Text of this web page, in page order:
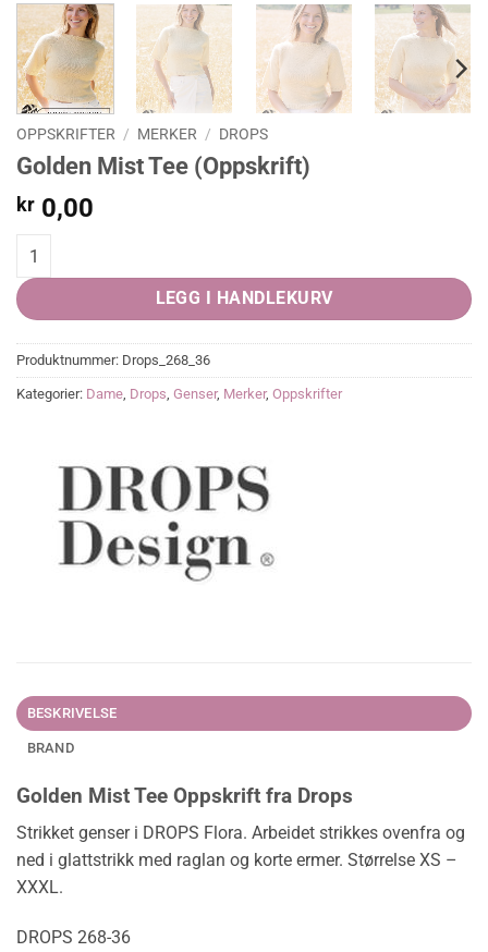
OPPSKRIFTER / MERKER / DROPS
Golden Mist Tee (Oppskrift)
kr 0,00
Golden Mist Tee (Oppskrift) quantity
LEGG I HANDLEKURV
Produktnummer: Drops_268_36
Kategorier: Dame, Drops, Genser, Merker, Oppskrifter
BESKRIVELSE
BRAND
Golden Mist Tee Oppskrift fra Drops
Strikket genser i DROPS Flora. Arbeidet strikkes ovenfra og
ned i glattstrikk med raglan og korte ermer. Størrelse XS –
XXXL.
DROPS 268-36